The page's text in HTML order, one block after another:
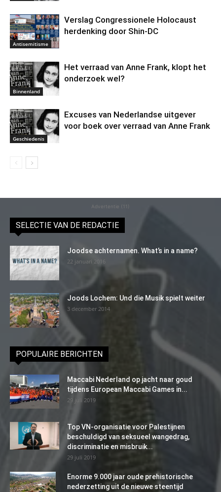
Antisemitisme
Verslag Congressionele Holocaust
herdenking door Shin-DC
Binnenland
Het verraad van Anne Frank, klopt het
onderzoek wel?
Geschiedenis
Excuses van Nederlandse uitgever
voor boek over verraad van Anne Frank
Advertentie (11)
SELECTIE VAN DE REDACTIE
Joodse achternamen. What’s in a name?
22 januari 2016
Joods Lochem: Und die Musik spielt weiter
3 december 2014
POPULAIRE BERICHTEN
Maccabi Nederland op jacht naar goud
tijdens European Maccabi Games in...
29 juli 2019
Top VN-organisatie voor Palestijnen
beschuldigd van seksueel wangedrag,
discriminatie en misbruik...
29 juli 2019
Enorme 9.000 jaar oude prehistorische
nederzetting uit de nieuwe steentijd